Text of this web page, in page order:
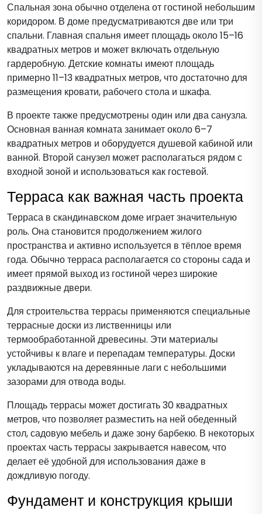
Спальная зона обычно отделена от гостиной небольшим
коридором. В доме предусматриваются две или три
спальни. Главная спальня имеет площадь около 15–16
квадратных метров и может включать отдельную
гардеробную. Детские комнаты имеют площадь
примерно 11–13 квадратных метров, что достаточно для
размещения кровати, рабочего стола и шкафа.
В проекте также предусмотрены один или два санузла.
Основная ванная комната занимает около 6–7
квадратных метров и оборудуется душевой кабиной или
ванной. Второй санузел может располагаться рядом с
входной зоной и использоваться как гостевой.
Терраса как важная часть проекта
Терраса в скандинавском доме играет значительную
роль. Она становится продолжением жилого
пространства и активно используется в тёплое время
года. Обычно терраса располагается со стороны сада и
имеет прямой выход из гостиной через широкие
раздвижные двери.
Для строительства террасы применяются специальные
террасные доски из лиственницы или
термообработанной древесины. Эти материалы
устойчивы к влаге и перепадам температуры. Доски
укладываются на деревянные лаги с небольшими
зазорами для отвода воды.
Площадь террасы может достигать 30 квадратных
метров, что позволяет разместить на ней обеденный
стол, садовую мебель и даже зону барбекю. В некоторых
проектах часть террасы закрывается навесом, что
делает её удобной для использования даже в
дождливую погоду.
Фундамент и конструкция крыши